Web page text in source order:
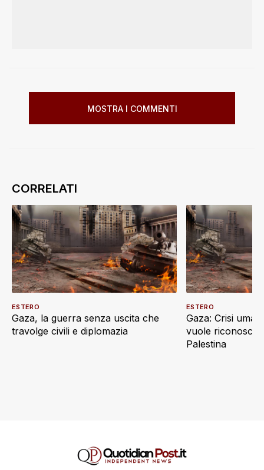
MOSTRA I COMMENTI
Gaza, la guerra senza uscita che
travolge civili e diplomazia
ESTERO
Gaza: Crisi
vuole
Palestina
ESTERO